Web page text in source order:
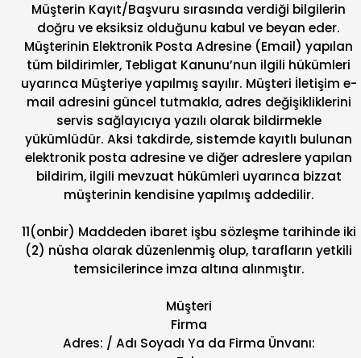
Müşterin Kayıt/Başvuru sırasında verdiği bilgilerin
doğru ve eksiksiz olduğunu kabul ve beyan eder.
Müşterinin Elektronik Posta Adresine (Email) yapılan
tüm bildirimler, Tebligat Kanunu’nun ilgili hükümleri
uyarınca Müşteriye yapılmış sayılır. Müşteri İletişim e-
mail adresini güncel tutmakla, adres değişikliklerini
servis sağlayıcıya yazılı olarak bildirmekle
yükümlüdür. Aksi takdirde, sistemde kayıtlı bulunan
elektronik posta adresine ve diğer adreslere yapılan
bildirim, ilgili mevzuat hükümleri uyarınca bizzat
müşterinin kendisine yapılmış addedilir.
11(onbir) Maddeden ibaret işbu sözleşme tarihinde iki
(2) nüsha olarak düzenlenmiş olup, tarafların yetkili
temsicilerince imza altına alınmıştır.
Müşteri
Firma
Adres: / Adı Soyadı Ya da Firma Ünvanı: